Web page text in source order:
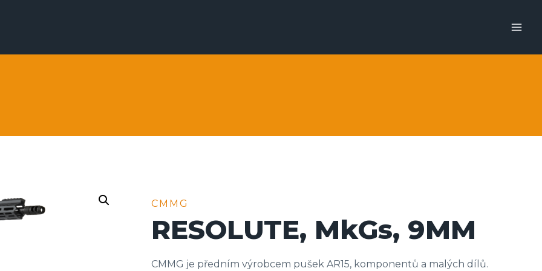
CMMG
RESOLUTE, MkGs, 9MM
CMMG je předním výrobcem pušek AR15, komponentů a malých dílů.